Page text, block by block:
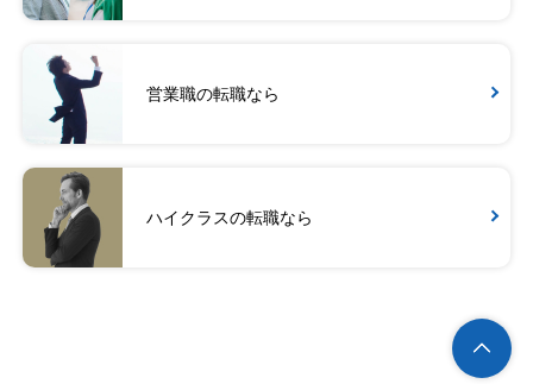
営業職の転職なら
ハイクラスの転職なら